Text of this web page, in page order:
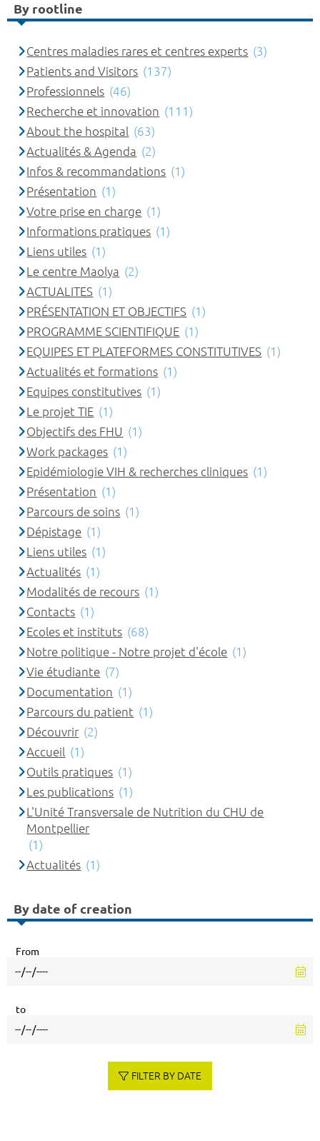
By rootline
Centres maladies rares et centres experts (3)
Patients and Visitors (137)
Professionnels (46)
Recherche et innovation (111)
About the hospital (63)
Actualités & Agenda (2)
Infos & recommandations (1)
Présentation (1)
Votre prise en charge (1)
Informations pratiques (1)
Liens utiles (1)
Le centre Maolya (2)
ACTUALITES (1)
PRÉSENTATION ET OBJECTIFS (1)
PROGRAMME SCIENTIFIQUE (1)
EQUIPES ET PLATEFORMES CONSTITUTIVES (1)
Actualités et formations (1)
Equipes constitutives (1)
Le projet TIE (1)
Objectifs des FHU (1)
Work packages (1)
Epidémiologie VIH & recherches cliniques (1)
Présentation (1)
Parcours de soins (1)
Dépistage (1)
Liens utiles (1)
Actualités (1)
Modalités de recours (1)
Contacts (1)
Ecoles et instituts (68)
Notre politique - Notre projet d'école (1)
Vie étudiante (7)
Documentation (1)
Parcours du patient (1)
Découvrir (2)
Accueil (1)
Outils pratiques (1)
Les publications (1)
L'Unité Transversale de Nutrition du CHU de
Montpellier
(1)
Actualités (1)
By date of creation
From
to
FILTER BY DATE